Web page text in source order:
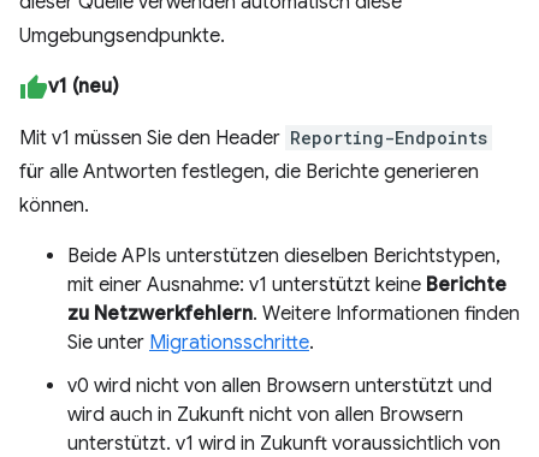
Umgebungsendpunkte.
v1 (neu)
Mit v1 müssen Sie den Header Reporting-Endpoints
für alle Antworten festlegen, die Berichte generieren
können.
Beide APIs unterstützen dieselben Berichtstypen,
mit einer Ausnahme: v1 unterstützt keine Berichte
zu Netzwerkfehlern. Weitere Informationen finden
Sie unter Migrationsschritte.
v0 wird nicht von allen Browsern unterstützt und
wird auch in Zukunft nicht von allen Browsern
unterstützt. v1 wird in Zukunft voraussichtlich von